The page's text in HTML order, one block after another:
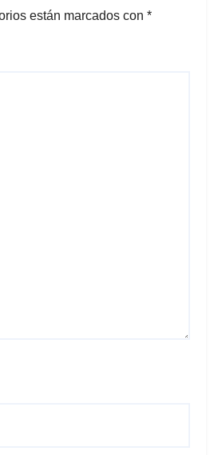
están marcados con *